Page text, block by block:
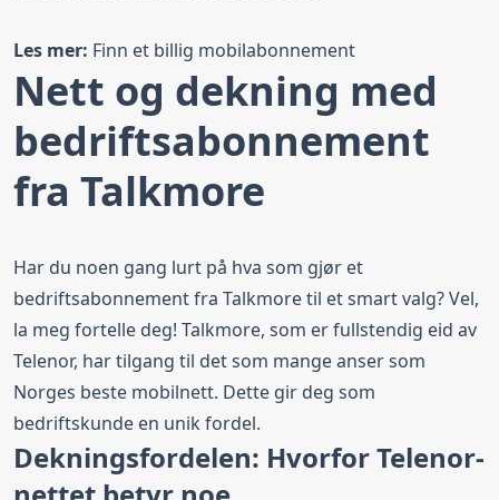
Talkmore Bedrift+ 24GB
24 GB Maks hastighet
Fri tale
EU/EØS Roaming
Data rollover
Data Rollover
Datakontroll
Sikkerhetsfilteret Nettvern
Bestill fra
Talkmore Bedrift 50 GB
50 GB 150 Mbit/s
EU/EØS Roaming
Data rollover
Data Rollover
Les mer: Finn et billig mobilabonnement
Nett og dekning med
bedriftsabonnement
fra Talkmore
Har du noen gang lurt på hva som gjør et
bedriftsabonnement fra Talkmore til et smart valg? Vel,
la meg fortelle deg! Talkmore, som er fullstendig eid av
Telenor, har tilgang til det som mange anser som
Norges beste mobilnett. Dette gir deg som
bedriftskunde en unik fordel.
Dekningsfordelen: Hvorfor Telenor-